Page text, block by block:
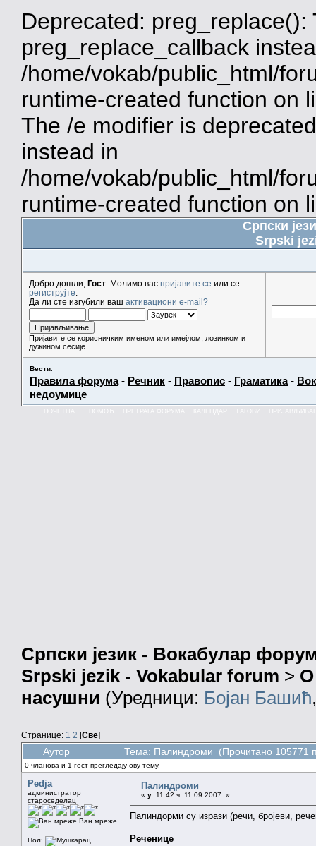
Deprecated:
preg_replace_callback
/home/vokab/public_html/
runtime-created function on
The /e modifier is
instead in
/home/vokab/public_html/
runtime-created function on
Српски
Srpski
Добро дошли, Гост . Молимо вас пријавите се или се
региструјте
Да ли сте изгубили ваш активациони e-mail?
Пријавите се корисничким именом или имејлом, лозинком и
дужином сесије
Вести:
Правила форума- Речник - Правопис - Граматика-
недоумице
КАЛЕНДАР
Српски језик - Вокабулар
Srpski jezik - Vokabular forum > О
насушни (Уредници: Бојан Башић
Странице: 1 2 [Све]
Аутор Тема: Палиндроми (Прочитано 105771
0 чланова и 1 гост прегледају ову тему.
Pedja
администратор
староседелац
Ван мреже
Пол:
Палиндроми
« у: 11.42 ч. 11.09.2007. »
Палиндорми су изрази (речи, бројеви,
Реченице